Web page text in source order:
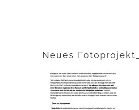
Neues